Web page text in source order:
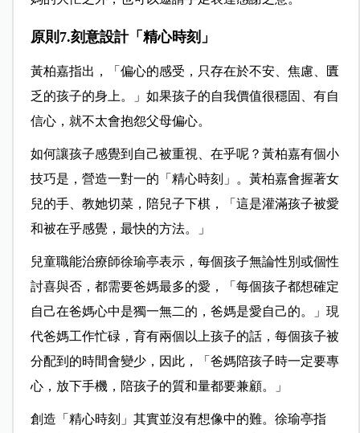
原則7.刻意設計「精心時刻」
黃柏嘉指出，「偏心的感受，只存在於不安、焦慮、匱
乏的孩子的身上。」如果孩子的自我價值很穩固、有自
信心，就不太會抱怨父母偏心。
如何讓孩子感覺到自己被重視、在乎呢？黃柏嘉有個小
技巧是，營造一對一的「精心時刻」。黃柏嘉會握著女
兒的手、教她切菜，陪兒子下棋，「這是灌滿孩子被愛
和被在乎感覺，最快的方法。」
兒童職能治療師徐瑜亭表示，每個孩子無論性別或個性
討喜與否，都需要爸媽最多的愛，「每個孩子都想確定
自己在爸媽心中是獨一無二的，爸媽是愛自己的。」現
代爸媽工作忙碌，育有兩個以上孩子的話，每個孩子被
分配到的時間會變少，因此，「爸媽陪孩子時一定要專
心，放下手機，陪孩子的質和量都要兼顧。」
創造「精心時刻」其實並沒有想像中的難。徐瑜亭指